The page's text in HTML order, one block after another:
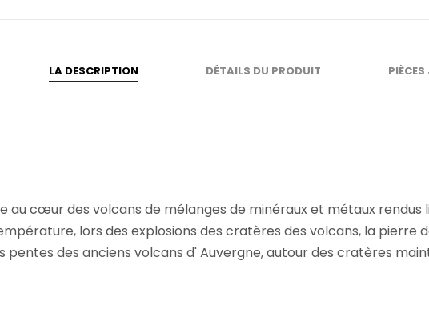
LA DESCRIPTION DÉTAILS DU PRODUIT
au cœur des volcans de mélanges de minéraux et métaux
lors des explosions des cratères des volcans, la pierre
pentes des anciens volcans d' Auvergne, autour des cratères